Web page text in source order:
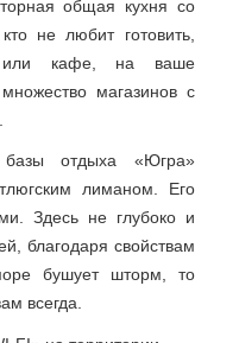
общая кухня со
не любит готовить,
или кафе, на ваше
магазинов с
базы отдыха «Югра»
лиманом. Его
Здесь не глубоко и
благодаря свойствам
бушует шторм, то
всегда.